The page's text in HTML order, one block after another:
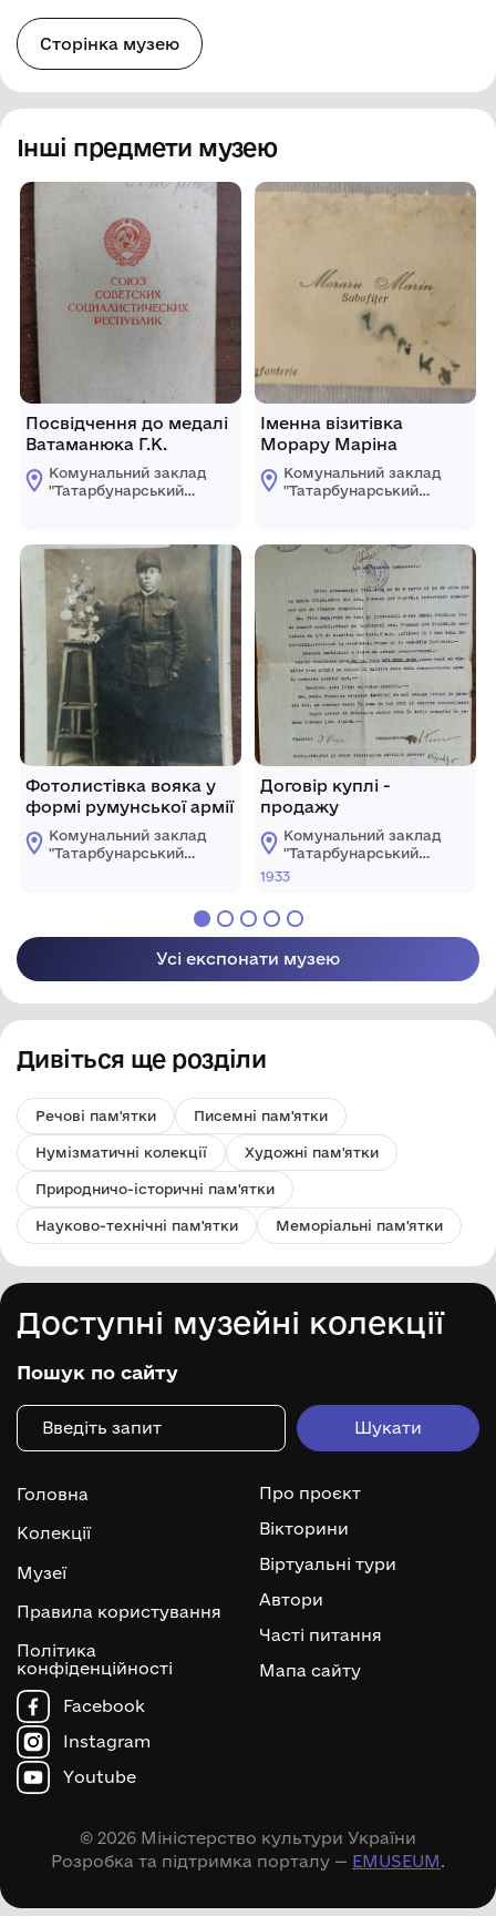
Сторінка музею
Інші предмети музею
Посвідчення до медалі
Ватаманюка Г.К.
Комунальний заклад
"Татарбунарський
Татарбунарської
міської ради
Фотолистівка вояка у
формі румунської армії
Комунальний заклад
"Татарбунарський
Іменна візитівка
Морару Маріна
Комунальний заклад
"Татарбунарський
Татарбунарської
міської ради
Договір куплі -
продажу
Комунальний заклад
"Татарбунарський
історико -
міської ради
1933
Усі експонати музею
Дивіться ще розділи
Речові пам'ятки Писемні пам'ятки
Нумізматичні колекції Художні пам'ятки
Природничо-історичні пам'ятки
Науково-технічні пам'ятки Меморіальні пам'ятки
Доступні музейні колекції
Пошук по сайту
Головна
Колекції
Музеї
Правила користування
Політика
конфіденційності
Про проєкт
Вікторини
Віртуальні тури
Автори
Часті питання
Мапа сайту
Facebook
Instagram
Youtube
© 2026 Міністерство культури України
Розробка та підтримка порталу — EMUSEUM.